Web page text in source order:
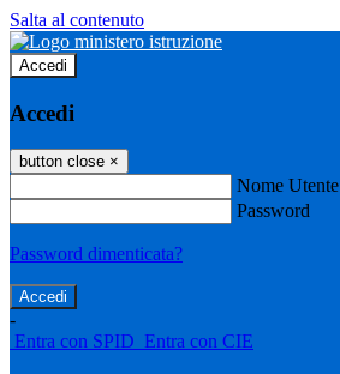
Salta al contenuto
Accedi
Accedi
button close ×
Nome Utente
Password
Password dimenticata?
-
Entra con SPID Entra con CIE